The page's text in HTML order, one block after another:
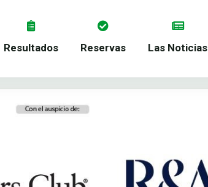
Resultados Reservas Las Noticias